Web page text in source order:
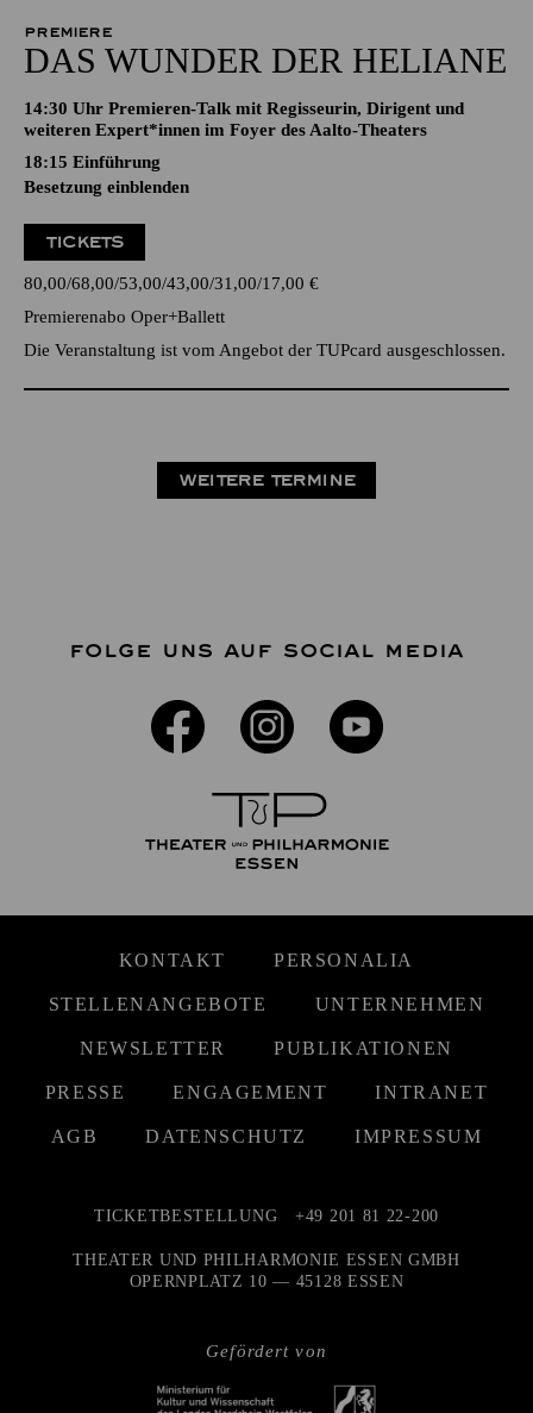
PREMIERE
DAS WUNDER DER HELIANE
14:30 Uhr Premieren-Talk mit Regisseurin, Dirigent und
weiteren Expert*innen im Foyer des Aalto-Theaters
18:15 Einführung
Besetzung einblenden
TICKETS
80,00 68,00 53,00 43,00 31,00 17,00 €
Premierenabo Oper+Ballett
Die Veranstaltung ist vom Angebot der TUPcard ausgeschlossen.
WEITERE TERMINE
FOLGE UNS AUF SOCIAL MEDIA
KONTAKT PERSONALIA
STELLENANGEBOTE UNTERNEHMEN
NEWSLETTER PUBLIKATIONEN
PRESSE ENGAGEMENT INTRANET
AGB DATENSCHUTZ IMPRESSUM
Gefördert von
TICKETBESTELLUNG +49 201 81 22-200
THEATER UND PHILHARMONIE ESSEN GMBH
OPERNPLATZ 10 — 45128 ESSEN